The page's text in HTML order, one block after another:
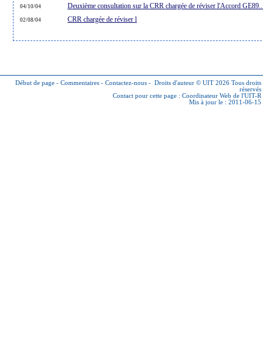
04/10/04 Deuxième consultation sur la CRR chargée de réviser l'Accord
02/08/04 CRR chargée de réviser l
Début de page - Commentaires - Contactez-nous - Droits d'auteur © UIT 2026 Tous droits
réservés
Contact pour cette page : Coordinateur Web de l'UIT-R
Mis à jour le : 2011-06-15